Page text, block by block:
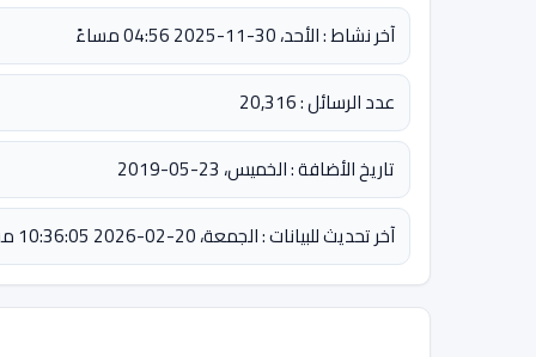
آخر نشاط : الأحد، 30-11-2025 04:56 مساءً
عدد الرسائل : 20,316
تاريخ الأضافة : الخميس، 23-05-2019
آخر تحديث للبيانات : الجمعة، 20-02-2026 10:36:05 مساءً